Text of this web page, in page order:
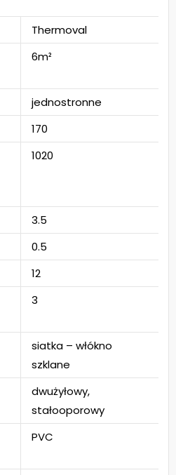
Thermoval
6m²
jednostronne
170
1020
3.5
0.5
12
3
siatka – włókno
szklane
dwużyłowy,
stałooporowy
PVC